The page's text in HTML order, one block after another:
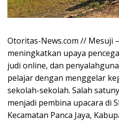
Otoritas-News.com // Mesuji
meningkatkan upaya
judi online, dan
pelajar dengan menggelar
sekolah-sekolah. Salah
menjadi pembina upacara di
Kecamatan Panca Jaya,